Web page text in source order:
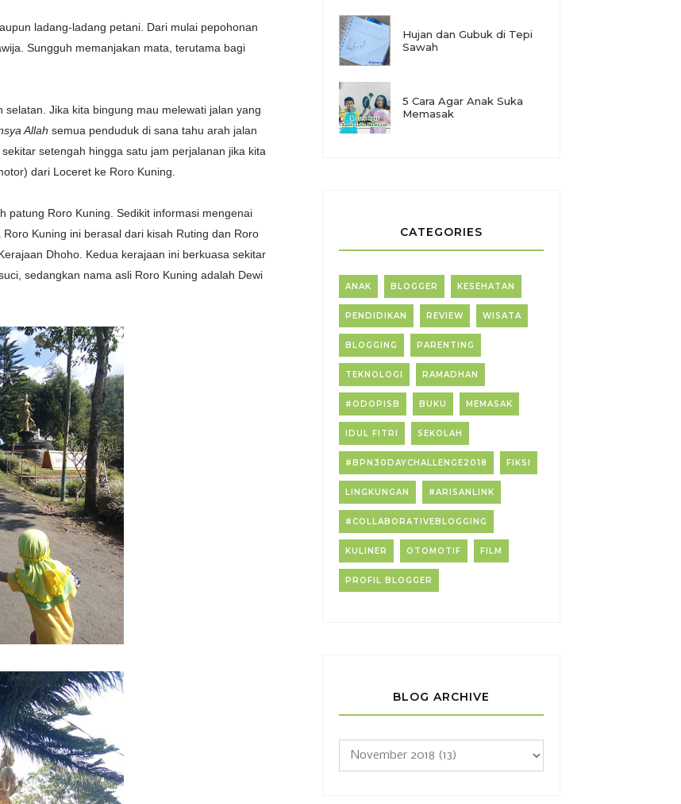
ladang-ladang petani. Dari mulai pepohonan
Sungguh memanjakan mata, terutama bagi
Jika kita bingung mau melewati jalan yang
Allah semua penduduk di sana tahu arah jalan
setengah hingga satu jam perjalanan jika kita
dari Loceret ke Roro Kuning.
patung Roro Kuning. Sedikit informasi mengenai
Kuning ini berasal dari kisah Ruting dan Roro
Dhoho. Kedua kerajaan ini berkuasa sekitar
sedangkan nama asli Roro Kuning adalah Dewi
Hujan dan Gubuk di Tepi
Sawah
5 Cara Agar Anak Suka
Memasak
CATEGORIES
ANAK BLOGGER KESEHATAN
PENDIDIKAN REVIEW WISATA
BLOGGING PARENTING
TEKNOLOGI RAMADHAN
#ODOPISB BUKU MEMASAK
IDUL FITRI SEKOLAH
#BPN30DAYCHALLENGE2018 FIKSI
LINGKUNGAN #ARISANLINK
#COLLABORATIVEBLOGGING
KULINER OTOMOTIF FILM
PROFIL BLOGGER
BLOG ARCHIVE